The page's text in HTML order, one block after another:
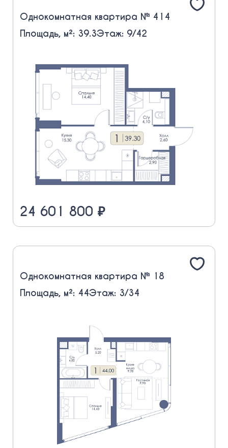
Однокомнатная квартира № 414
Площадь, м²: 39.3Этаж: 9/42
24 601 800 ₽
Однокомнатная квартира № 18
Площадь, м²: 44Этаж: 3/34